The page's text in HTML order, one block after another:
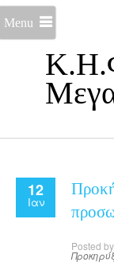
Menu
12
Ιαν
Posted